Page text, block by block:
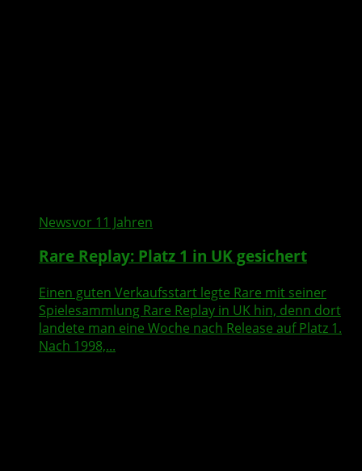
Newsvor 11 Jahren
Rare Replay: Platz 1 in UK gesichert
Einen guten Verkaufsstart legte Rare mit seiner
Spielesammlung Rare Replay in UK hin, denn dort
landete man eine Woche nach Release auf Platz 1.
Nach 1998,...